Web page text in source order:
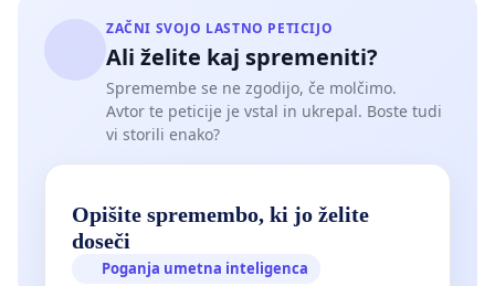
ZAČNI SVOJO LASTNO PETICIJO
Ali želite kaj spremeniti?
Spremembe se ne zgodijo, če molčimo.
Avtor te peticije je vstal in ukrepal. Boste tudi
vi storili enako?
Opišite spremembo, ki jo želite
doseči
Poganja umetna inteligenca